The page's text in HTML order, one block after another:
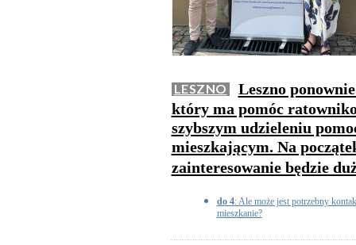
LESZNO
Leszno
który ma pomóc
szybszym udzieleniu
mieszkającym. Na
zainteresowanie będzie
do 4: Ale może jest potrzebny
mieszkanie?